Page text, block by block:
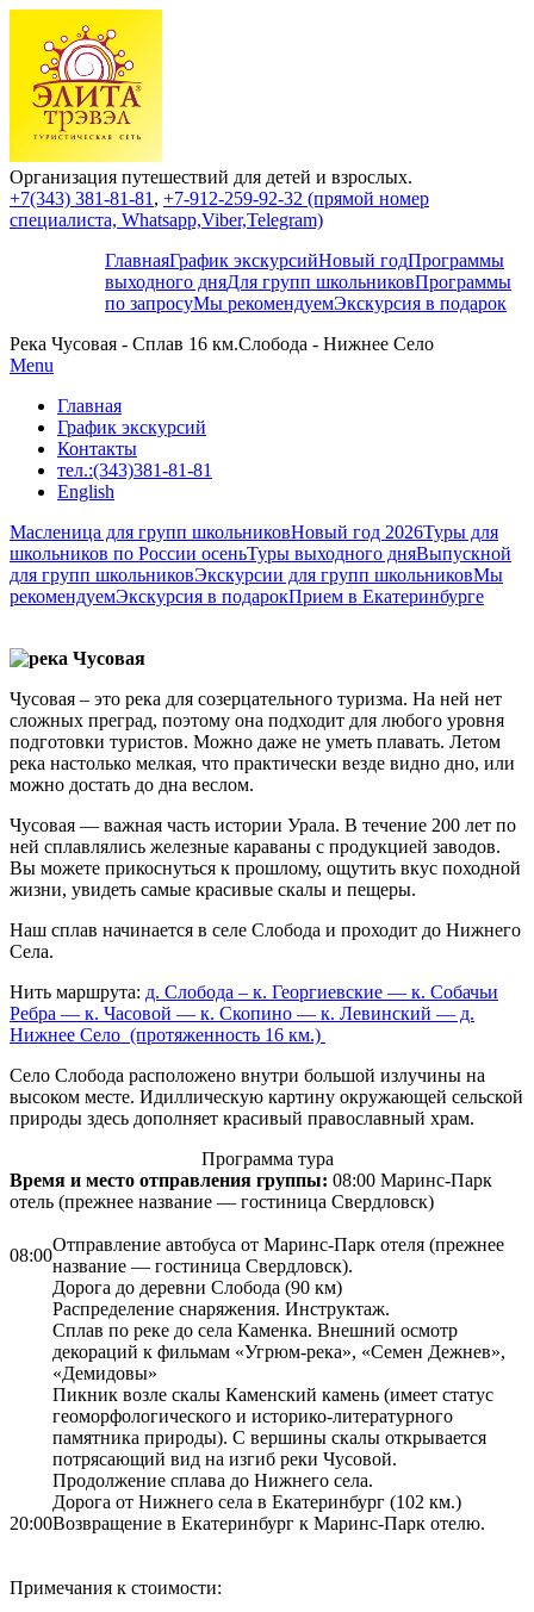
Организация путешествий для детей и взрослых.
+7(343) 381-81-81 , +7-912-259-92-32 (прямой номер
специалиста, Whatsapp,Viber,Telegram)
ГлавнаяГрафик экскурсийНовый годПрограммы
выходного дняДля групп школьниковПрограммы
по запросуМы рекомендуемЭкскурсия в подарок
Река Чусовая - Сплав 16 км.Слобода - Нижнее Село
Menu
Главная
График экскурсий
Контакты
тел.:(343)381-81-81
English
Масленица для групп школьниковНовый год 2026Туры для
школьников по России осеньТуры выходного дняВыпускной
для групп школьниковЭкскурсии для групп школьниковМы
рекомендуемЭкскурсия в подарокПрием в Екатеринбурге
Чусовая – это река для созерцательного туризма. На ней нет
сложных преград, поэтому она подходит для любого уровня
подготовки туристов. Можно даже не уметь плавать. Летом
река настолько мелкая, что практически везде видно дно, или
можно достать до дна веслом.
Чусовая — важная часть истории Урала. В течение 200 лет по
ней сплавлялись железные караваны с продукцией заводов.
Вы можете прикоснуться к прошлому, ощутить вкус походной
жизни, увидеть самые красивые скалы и пещеры.
Наш сплав начинается в селе Слобода и проходит до Нижнего
Села.
Нить маршрута: д. Слобода – к. Георгиевские — к. Собачьи
Ребра — к. Часовой — к. Скопино — к. Левинский — д.
Нижнее Село (протяженность 16 км.)
Село Слобода расположено внутри большой излучины на
высоком месте. Идиллическую картину окружающей сельской
природы здесь дополняет красивый православный храм.
Программа тура
Время и место отправления группы: 08:00 Маринс-Парк
отель (прежнее название — гостиница Свердловск)
08:00
Отправление автобуса от Маринс-Парк отеля (прежнее
название — гостиница Свердловск).
Дорога до деревни Слобода (90 км)
Распределение снаряжения. Инструктаж.
Сплав по реке до села Каменка. Внешний осмотр
декораций к фильмам «Угрюм-река», «Семен Дежнев»,
«Демидовы»
Пикник возле скалы Каменский камень (имеет статус
геоморфологического и историко-литературного
памятника природы). С вершины скалы открывается
потрясающий вид на изгиб реки Чусовой.
Продолжение сплава до Нижнего села.
Дорога от Нижнего села в Екатеринбург (102 км.)
20:00Возвращение в Екатеринбург к Маринс-Парк отелю.
Примечания к стоимости: